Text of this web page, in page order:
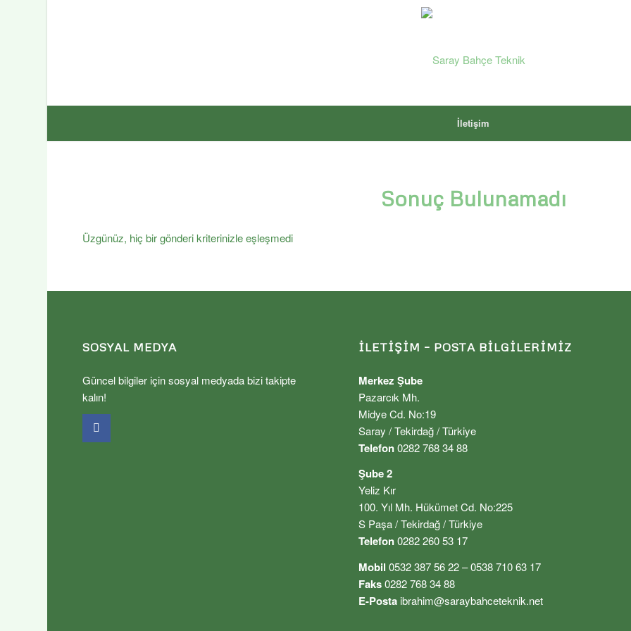
İletişim
Sonuç Bulunamadı
Üzgünüz, hiç bir gönderi kriterinizle eşleşmedi
SOSYAL MEDYA
Güncel bilgiler için sosyal medyada bizi takipte
kalın!
İLETIŞIM – POSTA BILGILERIMIZ
Merkez Şube
Pazarcık Mh.
Midye Cd. No:19
Saray / Tekirdağ / Türkiye
Telefon0282 768 34 88
Şube 2
Yeliz Kır
100. Yıl Mh. Hükümet Cd. No:225
S Paşa / Tekirdağ / Türkiye
Telefon0282 260 53 17
Mobil 0532 387 56 22 – 0538 710 63 17
Faks0282 768 34 88
E-Posta ibrahim@saraybahceteknik.net